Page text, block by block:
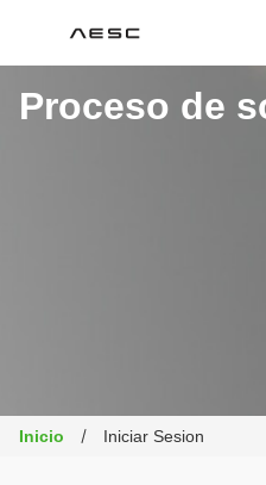
AESC
Proceso de
Inicio Iniciar Sesion